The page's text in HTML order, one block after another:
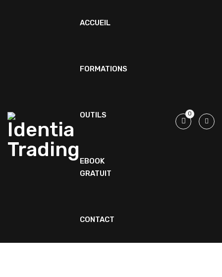
ACCUEIL
FORMATIONS
OUTILS
EBOOK
GRATUIT
CONTACT
0